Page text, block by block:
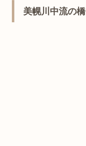
美幌川中流の橋